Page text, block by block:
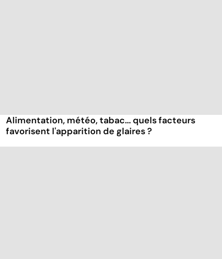
Alimentation, météo, tabac... quels facteurs
favorisent l'apparition de glaires ?